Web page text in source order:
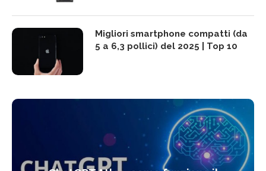
Migliori smartphone compatti (da
5 a 6,3 pollici) del 2025 | Top 10